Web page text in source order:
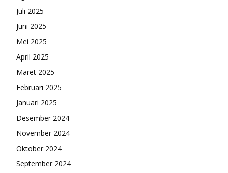
Juli 2025
Juni 2025
Mei 2025
April 2025
Maret 2025
Februari 2025
Januari 2025
Desember 2024
November 2024
Oktober 2024
September 2024